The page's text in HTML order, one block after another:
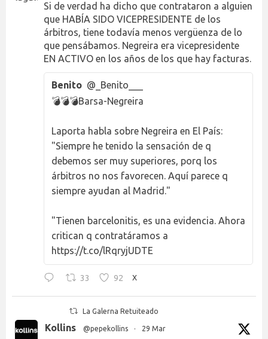
Si de verdad ha dicho que contrataron a alguien
que HABÍA SIDO VICEPRESIDENTE de los
árbitros, tiene todavía menos vergüenza de lo
que pensábamos. Negreira era vicepresidente
EN ACTIVO en los años de los que hay facturas.
Benito @_Benito___
💣💣💣Barsa-Negreira
Laporta habla sobre Negreira en El País:
"Siempre he tenido la sensación de q
debemos ser muy superiores, porq los
árbitros no nos favorecen. Aquí parece q
siempre ayudan al Madrid."
"Tienen barcelonitis, es una evidencia. Ahora
critican q contratáramos a
https://t.co/lRqryjUDTE
33 92 X
La Galerna Retuiteado
Kollins @pepekollins · 29 Mar